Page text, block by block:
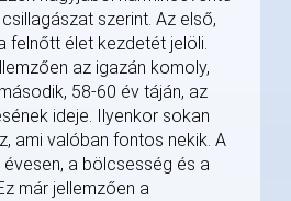
szerint. Az első,
felnőtt élet kezdetét jelöli.
az igazán komoly,
58-60 év táján, az
ideje. Ilyenkor sokan
ami valóban fontos nekik. A
évesen, a bölcsesség és a
már jellemzően a